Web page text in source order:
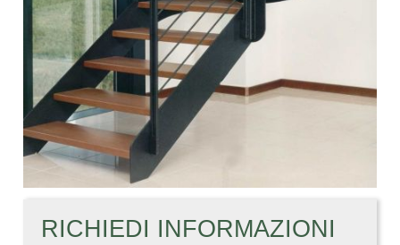
RICHIEDI INFORMAZIONI